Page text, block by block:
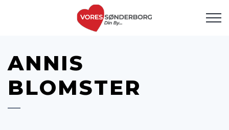
ANNIS
BLOMSTER